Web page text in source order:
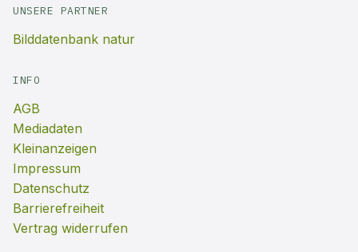
UNSERE PARTNER
Bilddatenbank natur
INFO
AGB
Mediadaten
Kleinanzeigen
Impressum
Datenschutz
Barrierefreiheit
Vertrag widerrufen